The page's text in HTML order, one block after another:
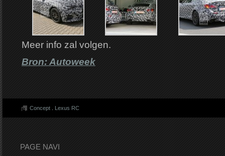
Meer info zal volgen.
Bron: Autoweek
Concept Lexus RC
PAGE NAVI